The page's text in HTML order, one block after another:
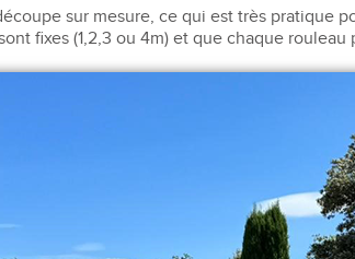
sur mesure, ce qui est très pratique
fixes (1,2,3 ou 4m) et que chaque rouleau